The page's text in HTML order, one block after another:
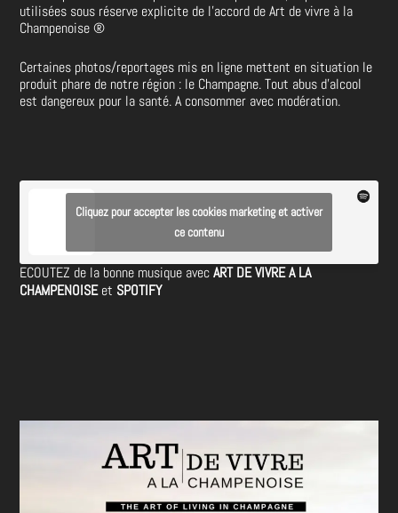
utilisées sous réserve explicite de l’accord de Art de vivre à la
Champenoise®
Certaines photos/reportages mis en ligne mettent en situation le
produit phare de notre région : le Champagne. Tout abus d’alcool
est dangereux pour la santé. A consommer avec modération.
Cliquez pour accepter les cookies marketing et activer
ce contenu
ECOUTEZ de la bonne musique avecART DE VIVRE A LA
CHAMPENOISEet SPOTIFY